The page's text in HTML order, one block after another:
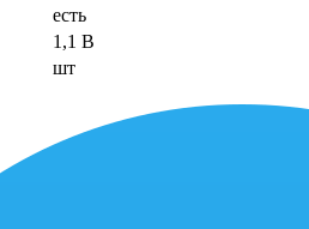
есть
1,1 В
шт